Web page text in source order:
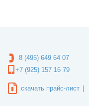
8 (495) 649 64 07
+7 (925) 157 16 79
скачать прайс-лист